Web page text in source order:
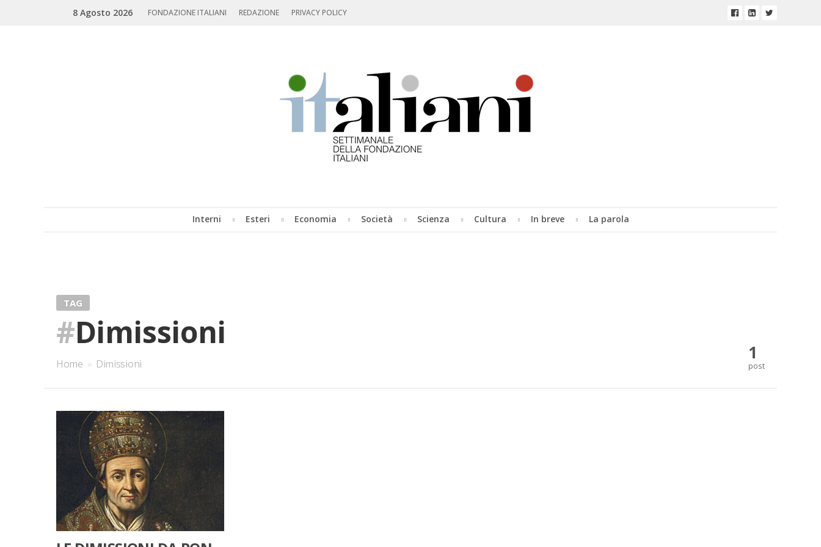
Search
8 Agosto 2026 FONDAZIONE ITALIANI REDAZIONE PRIVACY POLICY
Interni Esteri Economia Società Scienza Cultura In breve La parola
TAG
#Dimissioni
Home » Dimissioni
1
post